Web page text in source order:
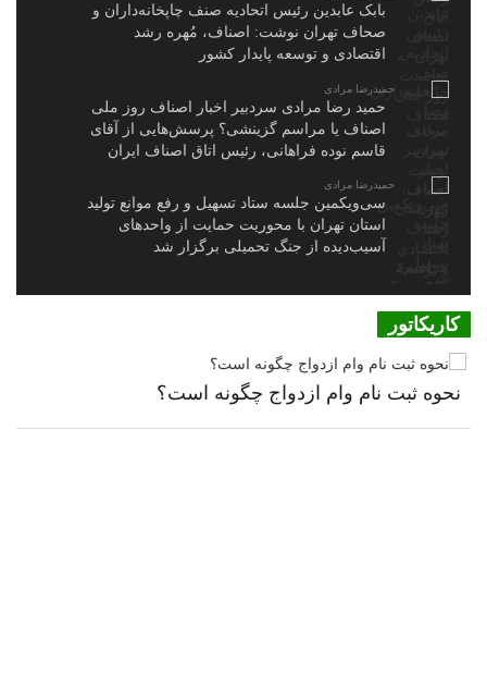
بابک عابدین رئیس اتحادیه صنف چاپخانه‌داران و
صحاف تهران نوشت: اصناف، مُهره رشد
اقتصادی و توسعه پایدار کشور
حمیدرضا مرادی
حمید رضا مرادی سردبیر اخبار اصناف روز ملی
اصناف یا مراسم گزینشی؟ پرسش‌هایی از آقای
قاسم نوده فراهانی، رئیس اتاق اصناف ایران
حمیدرضا مرادی
سی‌ویکمین جلسه ستاد تسهیل و رفع موانع تولید
استان تهران با محوریت حمایت از واحدهای
آسیب‌دیده از جنگ تحمیلی برگزار شد
کاریکاتور
نحوه ثبت نام وام ازدواج چگونه است؟